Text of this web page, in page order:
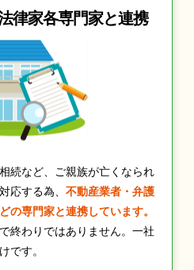
律家各専門家と連携
続など、ご親族が亡くなられ
応する為、 不動産業者・弁護
の専門家と連携しています。
終わりではありません。一社
です。